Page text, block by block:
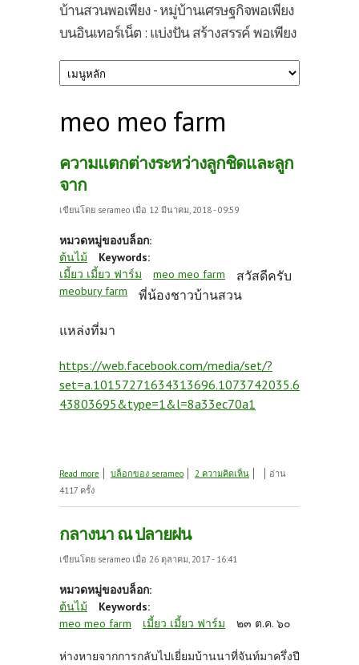
บ้านสวนพอเพียง - หมู่บ้านเศรษฐกิจพอเพียง
บนอินเทอร์เน็ต : แบ่งปัน สร้างสรรค์ พอเพียง
meo meo farm
ความแตกต่างระหว่างลูกชิดและลูก
จาก
เขียนโดย serameo เมื่อ 12 มีนาคม, 2018 - 09:59
หมวดหมู่ของบล็อก:
ต้นไม้
Keywords:
เมี้ยว เมี้ยว ฟาร์ม
meo meo farm
meobury farm
สวัสดีครับ
พี่น้องชาวบ้านสวน
แหล่งที่มา
https://web.facebook.com/media/set/?
set=a.10157271634313696.1073742035.6
43803695&type=1&l=8a33ec70a1
Read more about ความแตกต่างระหว่างลูกชิดและลูกจาก
บล็อกของ serameo 2 ความคิดเห็น
อ่าน
4117 ครั้ง
กลางนา ณ ปลายฝน
เขียนโดย serameo เมื่อ 26 ตุลาคม, 2017 - 16:41
หมวดหมู่ของบล็อก:
ต้นไม้
Keywords:
meo meo farm
เมี้ยว เมี้ยว ฟาร์ม ๒๓ ต.ค. ๖๐
ห่างหายจากการกลับไปเยี่ยมบ้านนาที่จันท์มาครึ่งปี